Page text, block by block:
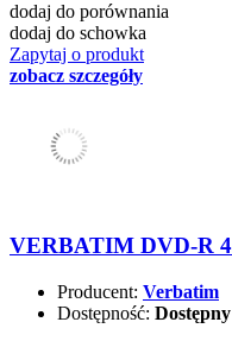
dodaj do porównania
dodaj do schowka
Zapytaj o produkt
zobacz szczegóły
VERBATIM DVD-R
Producent: Verbatim
Dostępność: Dostępny